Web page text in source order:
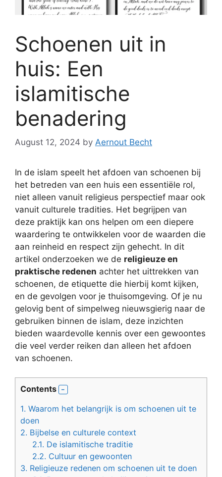
Schoenen uit in
huis: Een
islamitische
benadering
August 12, 2024 by Aernout Becht
In de islam speelt het afdoen van schoenen bij
het betreden van een huis een essentiële rol,
niet alleen vanuit religieus perspectief maar ook
vanuit culturele tradities. Het begrijpen van
deze praktijk kan ons helpen om een diepere
waardering te ontwikkelen voor de waarden die
aan reinheid en respect zijn gehecht. In dit
artikel onderzoeken we de religieuze en
praktische redenen achter het uittrekken van
schoenen, de etiquette die hierbij komt kijken,
en de gevolgen voor je thuisomgeving. Of je nu
gelovig bent of simpelweg nieuwsgierig naar de
gebruiken binnen de islam, deze inzichten
bieden waardevolle kennis over een gewoontes
die veel verder reiken dan alleen het afdoen
van schoenen.
Contents
1. Waarom het belangrijk is om schoenen uit te
doen
2. Bijbelse en culturele context
2.1. De islamitische traditie
2.2. Cultuur en gewoonten
3. Religieuze redenen om schoenen uit te doen